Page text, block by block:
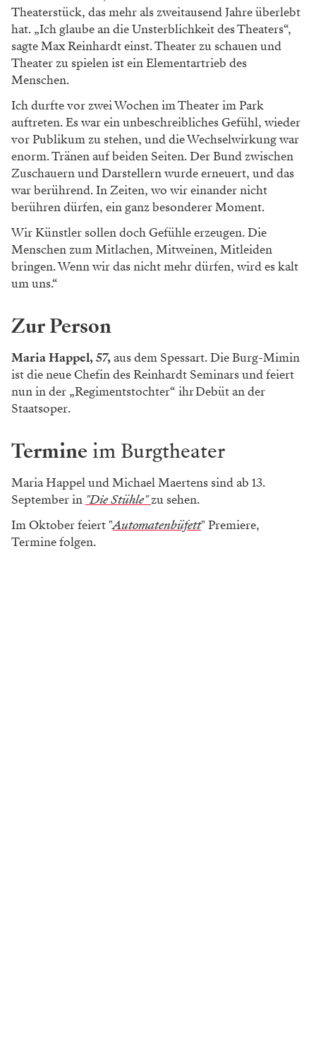
Theaterstück, das mehr als zweitausend Jahre überlebt
hat. „Ich glaube an die Unsterblichkeit des Theaters“,
sagte Max Reinhardt einst. Theater zu schauen und
Theater zu spielen ist ein Elementartrieb des
Menschen.
Ich durfte vor zwei Wochen im Theater im Park
auftreten. Es war ein unbeschreibliches Gefühl, wieder
vor Publikum zu stehen, und die Wechselwirkung war
enorm. Tränen auf beiden Seiten. Der Bund zwischen
Zuschauern und Darstellern wurde erneuert, und das
war berührend. In Zeiten, wo wir einander nicht
berühren dürfen, ein ganz besonderer Moment.
Wir Künstler sollen doch Gefühle erzeugen. Die
Menschen zum Mitlachen, Mitweinen, Mitleiden
bringen. Wenn wir das nicht mehr dürfen, wird es kalt
um uns.“
Zur Person
Maria Happel, 57, aus dem Spessart. Die Burg-­Mimin
ist die neue Chefin des Reinhardt Seminars und feiert
nun in der „Regimentstochter“ ihr Debüt an der
Staatsoper.
Termine im Burgtheater
Maria Happel und Michael Maertens sind ab 13.
September in "Die Stühle"zu sehen.
Im Oktober feiert "Automatenbüfett" Premiere,
Termine folgen.